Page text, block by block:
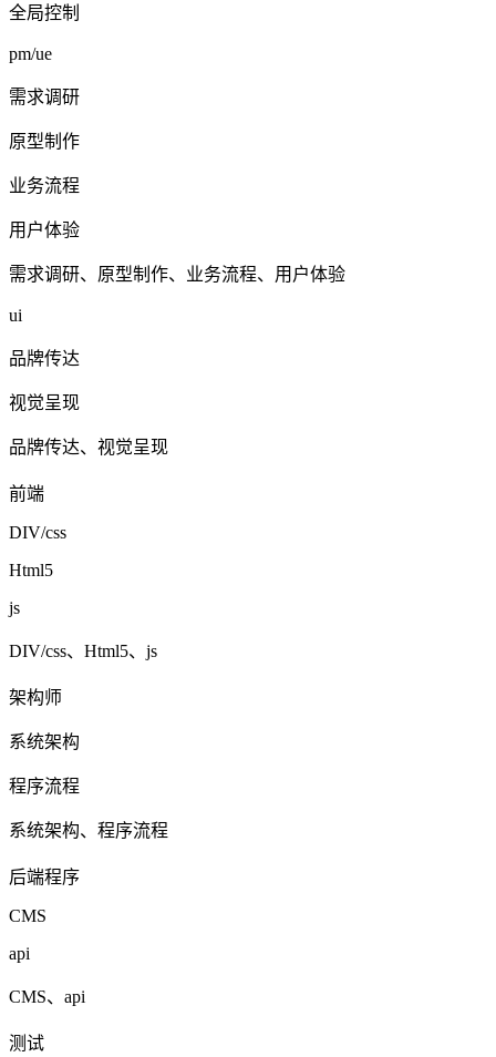
全局控制
pm/ue
需求调研
原型制作
业务流程
用户体验
需求调研、原型制作、业务流程、用户体验
ui
品牌传达
视觉呈现
品牌传达、视觉呈现
前端
DIV/css
Html5
js
DIV/css、Html5、js
架构师
系统架构
程序流程
系统架构、程序流程
后端程序
CMS
api
CMS、api
测试